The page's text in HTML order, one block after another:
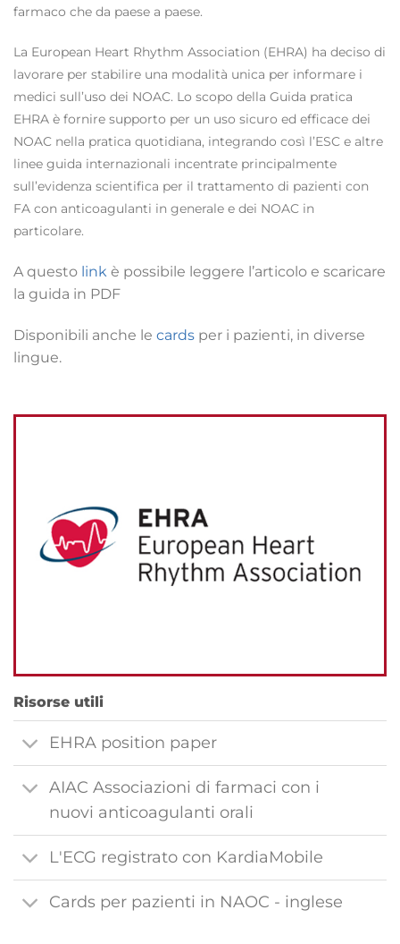
farmaco che da paese a paese.
La European Heart Rhythm Association (EHRA) ha deciso di
lavorare per stabilire una modalità unica per informare i
medici sull’uso dei NOAC. Lo scopo della Guida pratica
EHRA è fornire supporto per un uso sicuro ed efficace dei
NOAC nella pratica quotidiana, integrando così l’ESC e altre
linee guida internazionali incentrate principalmente
sull’evidenza scientifica per il trattamento di pazienti con
FA con anticoagulanti in generale e dei NOAC in
particolare.
A questo link è possibile leggere l’articolo e scaricare
la guida in PDF
Disponibili anche le cards per i pazienti, in diverse
lingue.
Risorse utili
EHRA position paper
AIAC Associazioni di farmaci con i
nuovi anticoagulanti orali
L'ECG registrato con KardiaMobile
Cards per pazienti in NAOC - inglese